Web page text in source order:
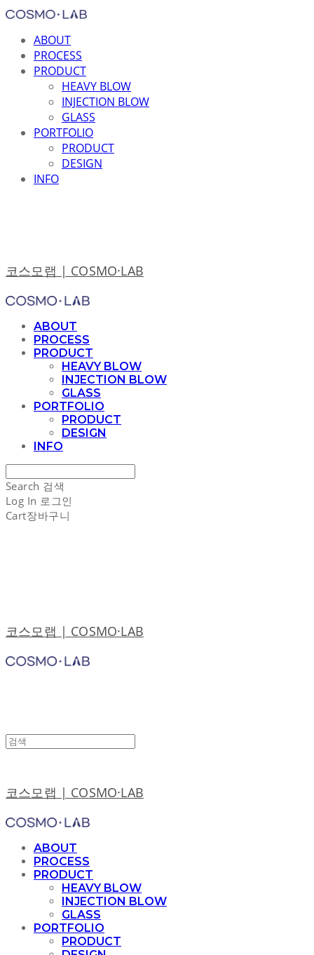
ABOUT
PROCESS
PRODUCT
HEAVY BLOW
INJECTION BLOW
GLASS
PORTFOLIO
PRODUCT
DESIGN
INFO
코스모랩 | COSMO·LAB
ABOUT
PROCESS
PRODUCT
HEAVY BLOW
INJECTION BLOW
GLASS
PORTFOLIO
PRODUCT
DESIGN
INFO
Search 검색
Log In 로그인
Cart장바구니
코스모랩 | COSMO·LAB
코스모랩 | COSMO·LAB
ABOUT
PROCESS
PRODUCT
HEAVY BLOW
INJECTION BLOW
GLASS
PORTFOLIO
PRODUCT